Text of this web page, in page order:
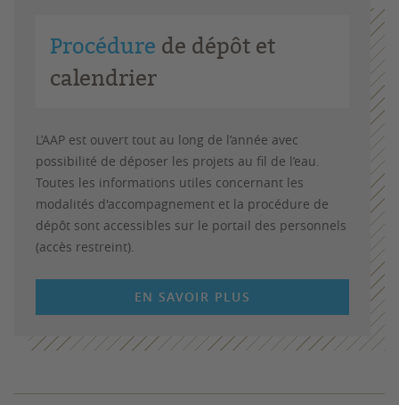
Procédure de dépôt et
calendrier
L’AAP est ouvert tout au long de l’année avec
possibilité de déposer les projets au fil de l’eau.
Toutes les informations utiles concernant les
modalités d'accompagnement et la procédure de
dépôt sont accessibles sur le portail des personnels
(accès restreint).
EN SAVOIR PLUS